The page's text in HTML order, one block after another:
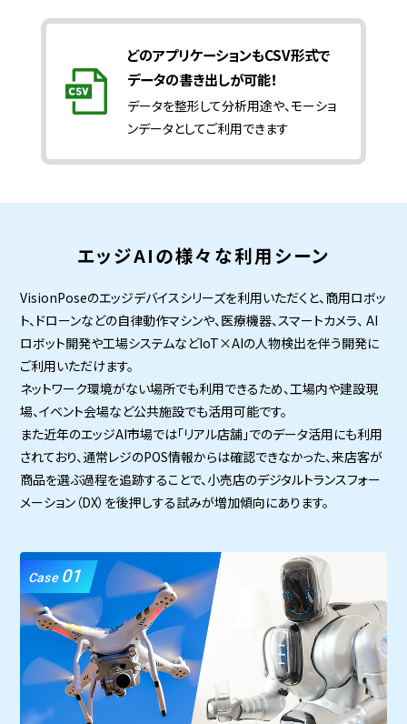
どのアプリケーションもCSV形式で
データの書き出しが可能！
データを整形して分析用途や、モーショ
ンデータとしてご利用できます
エッジAIの様々な利用シーン
VisionPoseのエッジデバイスシリーズを利用いただくと、商用ロボッ
ト、ドローンなどの自律動作マシンや、医療機器、スマートカメラ、 AI
ロボット開発や工場システムなどIoT×AIの人物検出を伴う開発に
ご利用いただけます。
ネットワーク環境がない場所でも利用できるため、工場内や建設現
場、イベント会場など公共施設でも活用可能です。
また近年のエッジAI市場では「リアル店舗」でのデータ活用にも利用
されており、通常レジのPOS情報からは確認できなかった、来店客が
商品を選ぶ過程を追跡することで、小売店のデジタルトランスフォー
メーション（DX）を後押しする試みが増加傾向にあります。
Case01